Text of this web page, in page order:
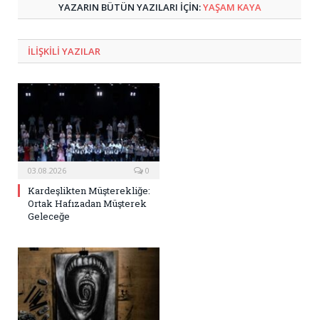
YAZARIN BÜTÜN YAZILARI IÇIN:YAŞAM KAYA
ILIŞKILI YAZILAR
03.08.2026 0
Kardeşlikten Müşterekliğe:
Ortak Hafızadan Müşterek
Geleceğe